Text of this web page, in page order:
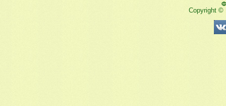
Copyright ©